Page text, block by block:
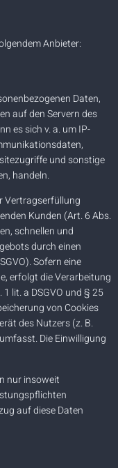
Anbieter:
Daten,
auf den Servern des
es sich v. a. um IP-
und sonstige
handeln.
Vertragserfüllung
Kunden (Art. 6 Abs.
schnellen und
durch einen
Sofern eine
erfolgt die Verarbeitung
lit. a DSGVO und § 25
von Cookies
des Nutzers (z. B.
Die Einwilligung
nur insoweit
auf diese Daten